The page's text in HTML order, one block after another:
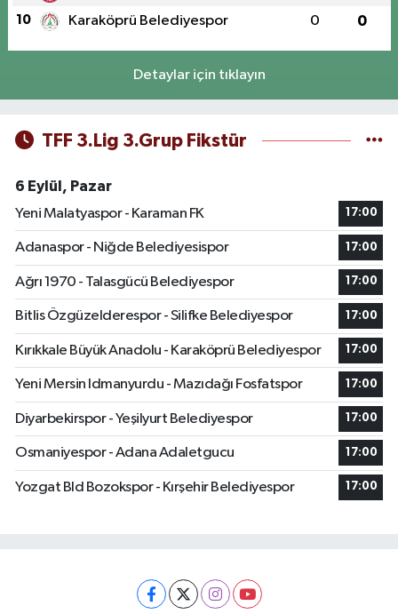
10 Karaköprü Belediyespor 0 0
Detaylar için tıklayın
TFF 3.Lig 3.Grup Fikstür
6 Eylül, Pazar
Yeni Malatyaspor - Karaman FK
17:00
Adanaspor - Niğde Belediyesispor 17:00
Ağrı 1970 - Talasgücü Belediyespor 17:00
Bitlis Özgüzelderespor - Silifke Belediyespor 17:00
Kırıkkale Büyük Anadolu - Karaköprü Belediyespor 17:00
Yeni Mersin Idmanyurdu - Mazıdağı Fosfatspor 17:00
Diyarbekirspor - Yeşilyurt Belediyespor 17:00
Osmaniyespor - Adana Adaletgucu 17:00
Yozgat Bld Bozokspor - Kırşehir Belediyespor 17:00